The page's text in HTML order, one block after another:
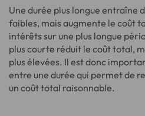
Une durée plus longue entraîne
faibles, mais augmente le coût
intérêts sur une plus longue
plus courte réduit le coût total,
plus élevées. Il est donc
entre une durée qui permet de
un coût total raisonnable.